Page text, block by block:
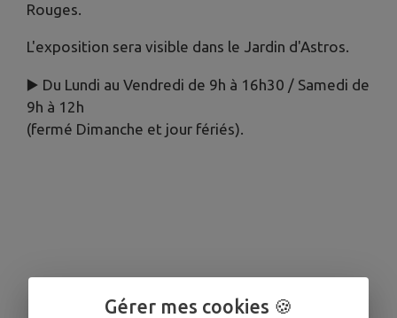
Rouges.
L'exposition sera visible dans le Jardin d'Astros.
▶️ Du Lundi au Vendredi de 9h à 16h30 / Samedi de
9h à 12h
(fermé Dimanche et jour fériés).
Gérer mes cookies 🍪